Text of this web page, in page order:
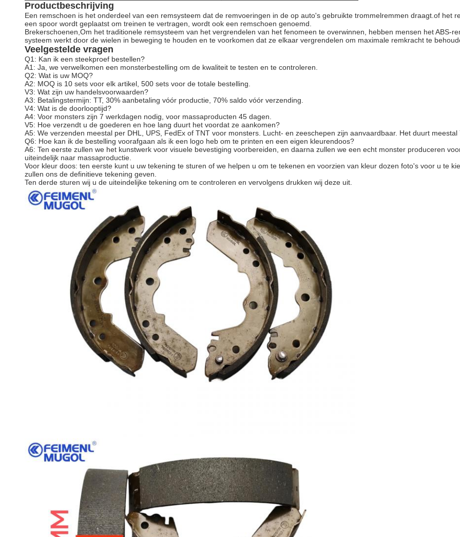
Productbeschrijving
Een remschoen is het onderdeel van een remsysteem dat de remvoeringen in de op auto's gebruikte trommelremmen draagt.of het
een spoor wordt geplaatst om treinen te vertragen, wordt ook een remschoen genoemd.
Brekerschoenen,Om het traditionele remsysteem van het vergrendelen van het fenomeen te overwinnen, hebben mensen het ABS-
systeem werkt door de wielen in beweging te houden en te voorkomen dat ze elkaar vergrendelen om maximale remkracht te
Veelgestelde vragen
Q1: Kan ik een steekproef bestellen?
A1: Ja, we verwelkomen een monsterbestelling om de kwaliteit te testen en te controleren.
Q2: Wat is uw MOQ?
A2: MOQ is 10 sets voor elk artikel, 500 sets voor de totale bestelling.
V3: Wat zijn uw handelsvoorwaarden?
A3: Betalingstermijn: TT, 30% aanbetaling vóór productie, 70% saldo vóór verzending.
V4: Wat is de doorlooptijd?
A4: Voor monsters zijn 7 werkdagen nodig, voor massaproducten 45 dagen.
V5: Hoe verzendt u de goederen en hoe lang duurt het voordat ze aankomen?
A5: We verzenden meestal per DHL, UPS, FedEx of TNT voor monsters. Lucht- en zeeschepen zijn aanvaardbaar. Het duurt
Q6: Hoe kan ik de bestelling voorafgaan als ik een logo heb om te printen en een eigen kleurendoos?
A6: Ten eerste zullen we het kunstwerk voor visuele bevestiging voorbereiden, en daarna zullen we een echt monster produceren
uiteindelijk naar massaproductie.
Voor kleur doos: ten eerste kunt u uw tekening te sturen of we helpen u om te tekenen en voorzien van kleur dozen foto's voor u te
zullen ons de definitieve tekening geven.
Ten derde sturen wij u de uiteindelijke tekening om te controleren en vervolgens drukken wij deze uit.